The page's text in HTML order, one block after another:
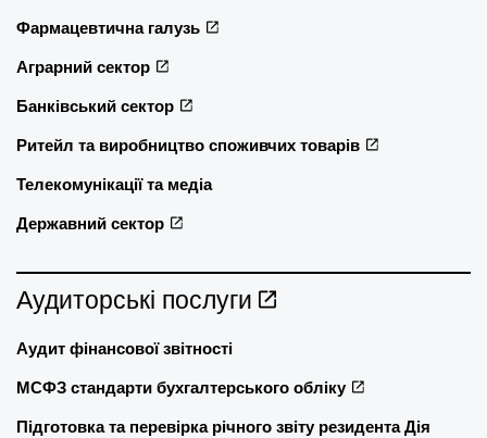
Фармацевтична галузь
Аграрний сектор
Банківський сектор
Ритейл та виробництво споживчих товарів
Телекомунікації та медіа
Державний сектор
Аудиторські послуги
Аудит фінансової звітності
МСФЗ стандарти бухгалтерського обліку
Підготовка та перевірка річного звіту резидента Дія